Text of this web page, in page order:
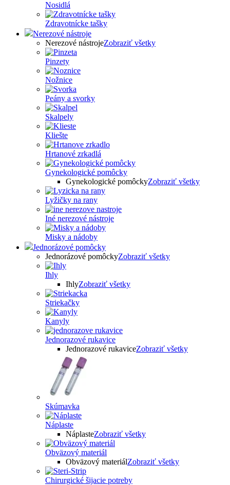
Nosidlá
Zdravotnícke tašky
Nerezové nástroje
Nerezové nástrojeZobraziť všetky
Pinzety
Nožnice
Peány a svorky
Skalpely
Kliešte
Hrtanové zrkadlá
Gynekologické pomôcky
Gynekologické pomôckyZobraziť všetky
Lyžičky na rany
Iné nerezové nástroje
Misky a nádoby
Jednorázové pomôcky
Jednorázové pomôckyZobraziť všetky
Ihly
IhlyZobraziť všetky
Striekačky
Kanyly
Jednorazové rukavice
Jednorazové rukaviceZobraziť všetky
Skúmavka
Náplaste
NáplasteZobraziť všetky
Obväzový materiál
Obväzový materiálZobraziť všetky
Chirurgické šijacie potreby